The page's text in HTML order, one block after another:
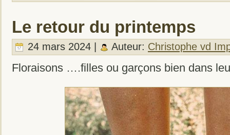
Le retour du printemps
24 mars 2024 | Auteur: Christophe vd
Floraisons ….filles ou garçons bien dans